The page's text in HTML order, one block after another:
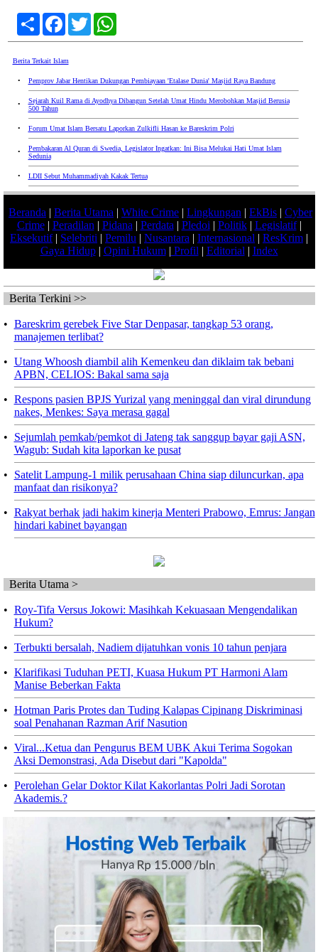
ShareFacebook
TwitterWhatsApp
Berita Terkait Islam
• Pemprov Jabar Hentikan Dukungan Pembiayaan 'Etalase Dunia' Masjid Raya Bandung
•
Sejarah Kuil Rama di Ayodhya Dibangun Setelah Umat Hindu Merobohkan Masjid Berusia
500 Tahun
• Forum Umat Islam Bersatu Laporkan Zulkifli Hasan ke Bareskrim Polri
•
Pembakaran Al Quran di Swedia, Legislator Ingatkan: Ini Bisa Melukai Hati Umat Islam
Sedunia
• LDII Sebut Muhammadiyah Kakak Tertua
Beranda | Berita Utama | White Crime | Lingkungan | EkBis | Cyber
Crime| Peradilan | Pidana | Perdata | Pledoi | Politik| Legislatif|
Eksekutif| Selebriti | Pemilu | Nusantara | Internasional | ResKrim |
Gaya Hidup| Opini Hukum| Profil | Editorial | Index
Berita Terkini >>
• Bareskrim gerebek Five Star Denpasar, tangkap 53 orang,
manajemen terlibat?
• Utang Whoosh diambil alih Kemenkeu dan diklaim tak bebani
APBN, CELIOS: Bakal sama saja
• Respons pasien BPJS Yurizal yang meninggal dan viral dirundung
nakes, Menkes: Saya merasa gagal
•
Sejumlah pemkab/pemkot di Jateng tak sanggup bayar gaji ASN,
Wagub: Sudah kita laporkan ke pusat
•
Satelit Lampung-1 milik perusahaan China siap diluncurkan, apa
manfaat dan risikonya?
• Rakyat berhak jadi hakim kinerja Menteri Prabowo, Emrus: Jangan
hindari kabinet bayangan
Berita Utama >
• Roy-Tifa Versus Jokowi: Masihkah Kekuasaan Mengendalikan
Hukum?
• Terbukti bersalah, Nadiem dijatuhkan vonis 10 tahun penjara
• Klarifikasi Tuduhan PETI, Kuasa Hukum PT Harmoni Alam
Manise Beberkan Fakta
• Hotman Paris Protes dan Tuding Kalapas Cipinang Diskriminasi
soal Penahanan Razman Arif Nasution
• Viral...Ketua dan Pengurus BEM UBK Akui Terima Sogokan
Aksi Demonstrasi, Ada Disebut dari "Kapolda"
• Perolehan Gelar Doktor Kilat Kakorlantas Polri Jadi Sorotan
Akademis.?